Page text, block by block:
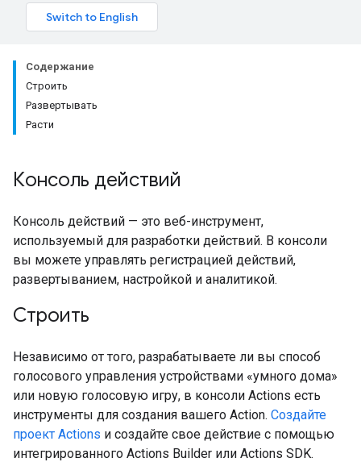
Содержание
Строить
Развертывать
Расти
Консоль действий
Консоль действий — это веб-инструмент,
используемый для разработки действий. В консоли
вы можете управлять регистрацией действий,
развертыванием, настройкой и аналитикой.
Строить
Независимо от того, разрабатываете ли вы способ
голосового управления устройствами «умного дома»
или новую голосовую игру, в консоли Actions есть
инструменты для создания вашего Action. Создайте
проект Actions и создайте свое действие с помощью
интегрированного Actions Builder или Actions SDK.